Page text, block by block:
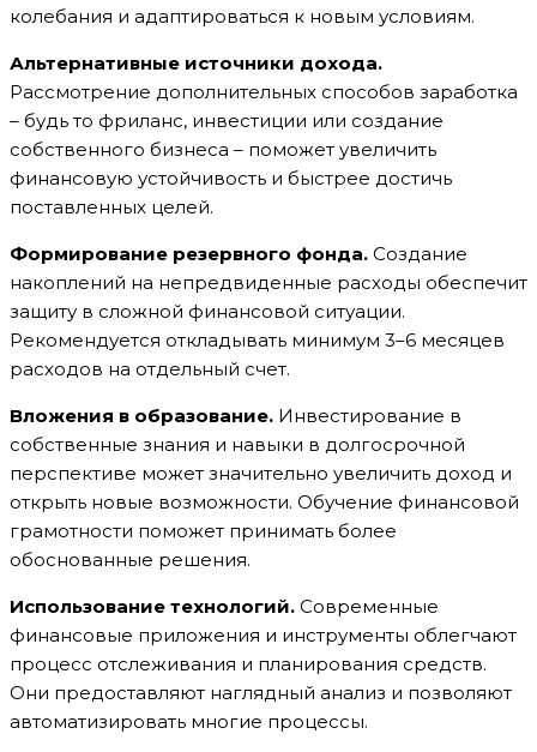
колебания и адаптироваться к новым условиям.
Альтернативные источники дохода.
Рассмотрение дополнительных способов заработка
– будь то фриланс, инвестиции или создание
собственного бизнеса – поможет увеличить
финансовую устойчивость и быстрее достичь
поставленных целей.
Формирование резервного фонда. Создание
накоплений на непредвиденные расходы обеспечит
защиту в сложной финансовой ситуации.
Рекомендуется откладывать минимум 3–6 месяцев
расходов на отдельный счет.
Вложения в образование. Инвестирование в
собственные знания и навыки в долгосрочной
перспективе может значительно увеличить доход и
открыть новые возможности. Обучение финансовой
грамотности поможет принимать более
обоснованные решения.
Использование технологий. Современные
финансовые приложения и инструменты облегчают
процесс отслеживания и планирования средств.
Они предоставляют наглядный анализ и позволяют
автоматизировать многие процессы.